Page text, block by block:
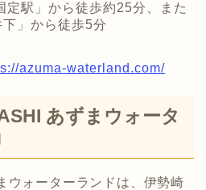
定駅」から徒歩約25分、また
」から徒歩5分
azuma-waterland.com/
あずまウォータ
ウォーターランドは、伊勢崎